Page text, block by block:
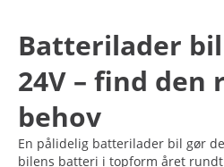
Batterilader
24V – find
behov
En pålidelig batterilader bil gør
bilens batteri i topform året